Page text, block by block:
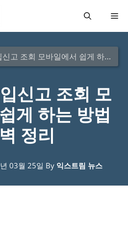
메
회 모바일에서 쉽게 하는 방법 완벽 정리
신고 조회 모
게 하는 방법
정리
03월 25일 By 익스트림 뉴스